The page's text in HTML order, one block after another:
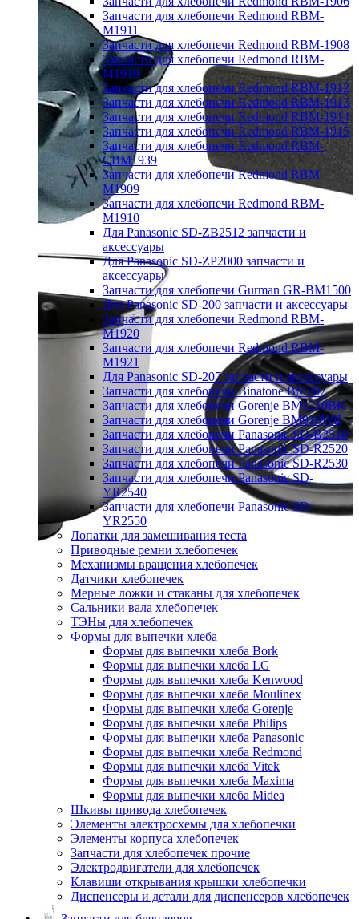
Запчасти для хлебопечи Redmond RBM-
M1911
Запчасти для хлебопечи Redmond RBM-1908
Запчасти для хлебопечи Redmond RBM-
M1919
Запчасти для хлебопечи Redmond RBM-1912
Запчасти для хлебопечи Redmond RBM-1913
Запчасти для хлебопечи Redmond RBM-1914
Запчасти для хлебопечи Redmond RBM-1915
Запчасти для хлебопечи Redmond RBM-
CBM1939
Запчасти для хлебопечи Redmond RBM-
M1909
Запчасти для хлебопечи Redmond RBM-
M1910
Для Panasonic SD-ZB2512 запчасти и
аксессуары
Для Panasonic SD-ZP2000 запчасти и
аксессуары
Запчасти для хлебопечи Gurman GR-BM1500
Для Panasonic SD-200 запчасти и аксессуары
Запчасти для хлебопечи Redmond RBM-
M1920
Запчасти для хлебопечи Redmond RBM-
M1921
Для Panasonic SD-207 запчасти и аксессуары
Запчасти для хлебопечи Binatone BM202
Запчасти для хлебопечи Gorenje BM1210BK
Запчасти для хлебопечи Gorenje BM910WII
Запчасти для хлебопечи Panasonic SD-B2510
Запчасти для хлебопечи Panasonic SD-R2520
Запчасти для хлебопечи Panasonic SD-R2530
Запчасти для хлебопечи Panasonic SD-
YR2540
Запчасти для хлебопечи Panasonic SD-
YR2550
Лопатки для замешивания теста
Приводные ремни хлебопечек
Механизмы вращения хлебопечек
Датчики хлебопечек
Мерные ложки и стаканы для хлебопечек
Сальники вала хлебопечек
ТЭНы для хлебопечек
Формы для выпечки хлеба
Формы для выпечки хлеба Bork
Формы для выпечки хлеба LG
Формы для выпечки хлеба Kenwood
Формы для выпечки хлеба Moulinex
Формы для выпечки хлеба Gorenje
Формы для выпечки хлеба Philips
Формы для выпечки хлеба Panasonic
Формы для выпечки хлеба Redmond
Формы для выпечки хлеба Vitek
Формы для выпечки хлеба Maxima
Формы для выпечки хлеба Midea
Шкивы привода хлебопечек
Элементы электросхемы для хлебопечки
Элементы корпуса хлебопечек
Запчасти для хлебопечек прочие
Электродвигатели для хлебопечек
Клавиши открывания крышки хлебопечки
Диспенсеры и детали для диспенсеров хлебопечек